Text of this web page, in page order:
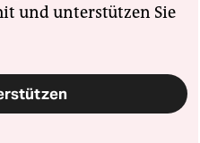
und unterstützen Sie